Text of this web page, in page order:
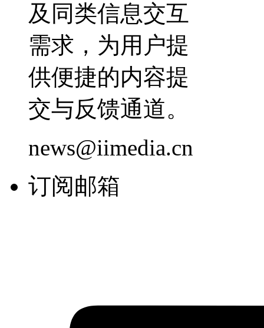
及同类信息交互
需求，为用户提
供便捷的内容提
交与反馈通道。
news@iimedia.cn
订阅邮箱